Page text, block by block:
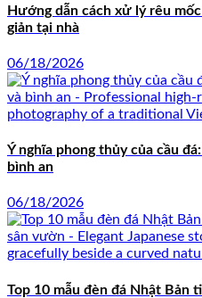
Hướng dẫn cách xử lý rêu
giản tại nhà
06/18/2026
Ý nghĩa phong thủy của cầu
bình an
06/18/2026
Top 10 mẫu đèn đá Nhật Bản